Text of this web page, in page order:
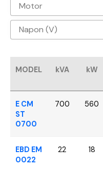
50hz
Motor
Baudouin
CUMMINS
Perkins
VOLVO
Napon (V)
400V
MODEL kVA kW
E CM
ST
0700
700 560
EBD EM
0022
22 18